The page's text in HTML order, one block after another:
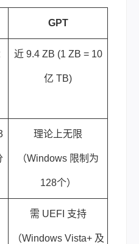
GPT
近 9.4 ZB (1 ZB = 10
亿 TB)
理论上无限
（Windows 限制为
128个）
需 UEFI 支持
（Windows Vista+ 及